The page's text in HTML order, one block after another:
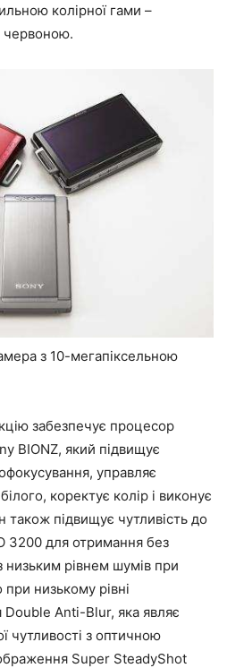
колірної гами –
червоною.
з 10-мегапіксельною
забезпечує процесор
BIONZ, який підвищує
управляє
коректує колір і виконує
також підвищує чутливість до
3200 для отримання без
низьким рівнем шумів при
низькому рівні
Double Anti-Blur, яка являє
чутливості з оптичною
Super SteadyShot